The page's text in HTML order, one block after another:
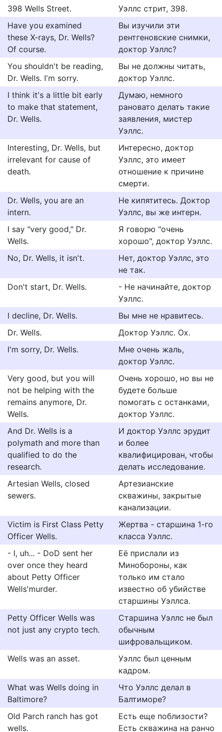
398 Wells Street.
Уэллс стрит, 398.
Have you examined
these X-rays, Dr. Wells?
Of course.
Вы изучили эти
рентгеновские снимки,
доктор Уэллс?
You shouldn't be reading,
Dr. Wells. I'm sorry.
Вы не должны читать,
доктор Уэллс.
I think it's a little bit early
to make that statement,
Dr. Wells.
Думаю, немного
рановато делать такие
заявления, мистер
Уэллс.
Interesting, Dr. Wells, but
irrelevant for cause of
death.
Интересно, доктор
Уэллс, это имеет
отношение к причине
смерти.
Dr. Wells, you are an
intern.
Не кипятитесь. Доктор
Уэллс, вы же интерн.
I say "very good," Dr.
Wells.
Я говорю "очень
хорошо", доктор Уэллс.
No, Dr. Wells, it isn't.
Нет, доктор Уэллс, это
не так.
Don't start, Dr. Wells.
- Не начинайте, доктор
Уэллс.
I decline, Dr. Wells.
Вы мне не нравитесь.
Dr. Wells.
Доктор Уэллс. Ох.
I'm sorry, Dr. Wells.
Мне очень жаль,
доктор Уэллс.
Very good, but you will
not be helping with the
remains anymore, Dr.
Wells.
Очень хорошо, но вы не
будете больше
помогать с останками,
доктор Уэллс.
And Dr. Wells is a
polymath and more than
qualified to do the
research.
И доктор Уэллс эрудит
и более
квалифицирован, чтобы
делать исследование.
Artesian Wells, closed
sewers.
Артезианские
скважины, закрытые
канализации.
Victim is First Class Petty
Officer Wells.
Жертва - старшина 1-го
класса Уэллс.
- I, uh... - DoD sent her
over once they heard
about Petty Officer
Wells'murder.
Её прислали из
Минобороны, как
только им стало
известно об убийстве
старшины Уэллса.
Petty Officer Wells was
not just any crypto tech.
Старшина Уэллс не был
обычным
шифровальщиком.
Wells was an asset.
Уэллс был ценным
кадром.
What was Wells doing in
Baltimore?
Что Уэллс делал в
Балтиморе?
Old Parch ranch has got
wells.
Есть еще поблизости?
Есть скважина на ранчо